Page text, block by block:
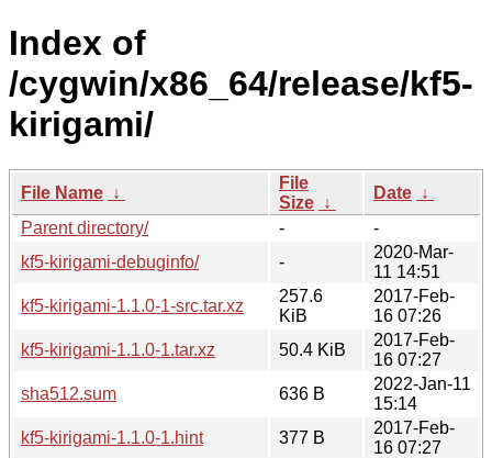
Index of
/cygwin/x86_64/release/kf5-
kirigami/
File Name ↓
File
Size ↓
Date ↓
Parent directory/
-
-
kf5-kirigami-debuginfo/
-
2020-Mar-
11 14:51
kf5-kirigami-1.1.0-1-src.tar.xz
257.6
KiB
2017-Feb-
16 07:26
kf5-kirigami-1.1.0-1.tar.xz
50.4 KiB
2017-Feb-
16 07:27
sha512.sum
636 B
2022-Jan-11
15:14
kf5-kirigami-1.1.0-1.hint
377 B
2017-Feb-
16 07:27